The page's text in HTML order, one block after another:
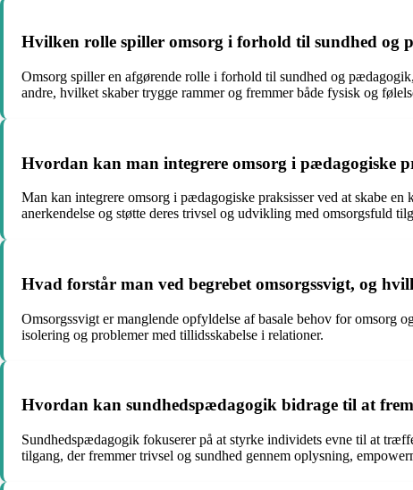
Hvilken rolle spiller omsorg i forhold til sundhed og
Omsorg spiller en afgørende rolle i forhold til sundhed og
andre, hvilket skaber trygge rammer og fremmer både fysisk og
Hvordan kan man integrere omsorg i pædagogiske
Man kan integrere omsorg i pædagogiske praksisser ved at skabe
anerkendelse og støtte deres trivsel og udvikling med omsorgsfuld
Hvad forstår man ved begrebet omsorgssvigt, og
Omsorgssvigt er manglende opfyldelse af basale behov for omsorg
isolering og problemer med tillidsskabelse i relationer.
Hvordan kan sundhedspædagogik bidrage til at
Sundhedspædagogik fokuserer på at styrke individets evne til at
tilgang, der fremmer trivsel og sundhed gennem oplysning,